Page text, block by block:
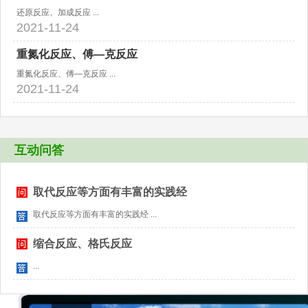
还原反应、加成反应 ...
2021-11-24
重氮化反应、傅—克反应
重氮化反应、傅—克反应 ...
2021-11-24
互动问答
取代反应等方面有丰富的实践经
取代反应等方面有丰富的实践经 ...
缩合反应、格氏反应
...